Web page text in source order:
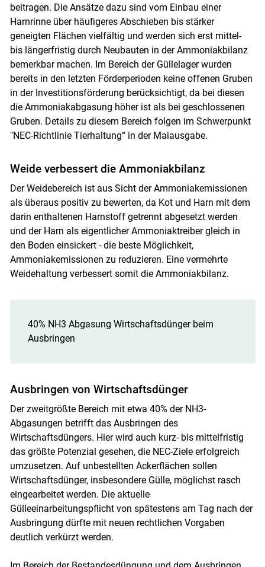
Skip to main content
beitragen. Die Ansätze dazu sind vom Einbau einer
Harnrinne über häufigeres Abschieben bis stärker
geneigten Flächen vielfältig und werden sich erst mittel-
bis längerfristig durch Neubauten in der Ammoniakbilanz
bemerkbar machen. Im Bereich der Güllelager wurden
bereits in den letzten Förderperioden keine offenen Gruben
in der Investitionsförderung berücksichtigt, da bei diesen
die Ammoniakabgasung höher ist als bei geschlossenen
Gruben. Details zu diesem Bereich folgen im Schwerpunkt
"NEC-Richtlinie Tierhaltung“ in der Maiausgabe.
Weide verbessert die Ammoniakbilanz
Der Weidebereich ist aus Sicht der Ammoniakemissionen
als überaus positiv zu bewerten, da Kot und Harn mit dem
darin enthaltenen Harnstoff getrennt abgesetzt werden
und der Harn als eigentlicher Ammoniaktreiber gleich in
den Boden einsickert - die beste Möglichkeit,
Ammoniakemissionen zu reduzieren. Eine vermehrte
Weidehaltung verbessert somit die Ammoniakbilanz.
40% NH3 Abgasung Wirtschaftsdünger beim
Ausbringen
Ausbringen von Wirtschaftsdünger
Der zweitgrößte Bereich mit etwa 40% der NH3-
Abgasungen betrifft das Ausbringen des
Wirtschaftsdüngers. Hier wird auch kurz- bis mittelfristig
das größte Potenzial gesehen, die NEC-Ziele erfolgreich
umzusetzen. Auf unbestellten Ackerflächen sollen
Wirtschaftsdünger, insbesondere Gülle, möglichst rasch
eingearbeitet werden. Die aktuelle
Gülleeinarbeitungspflicht von spätestens am Tag nach der
Ausbringung dürfte mit neuen rechtlichen Vorgaben
deutlich verkürzt werden.